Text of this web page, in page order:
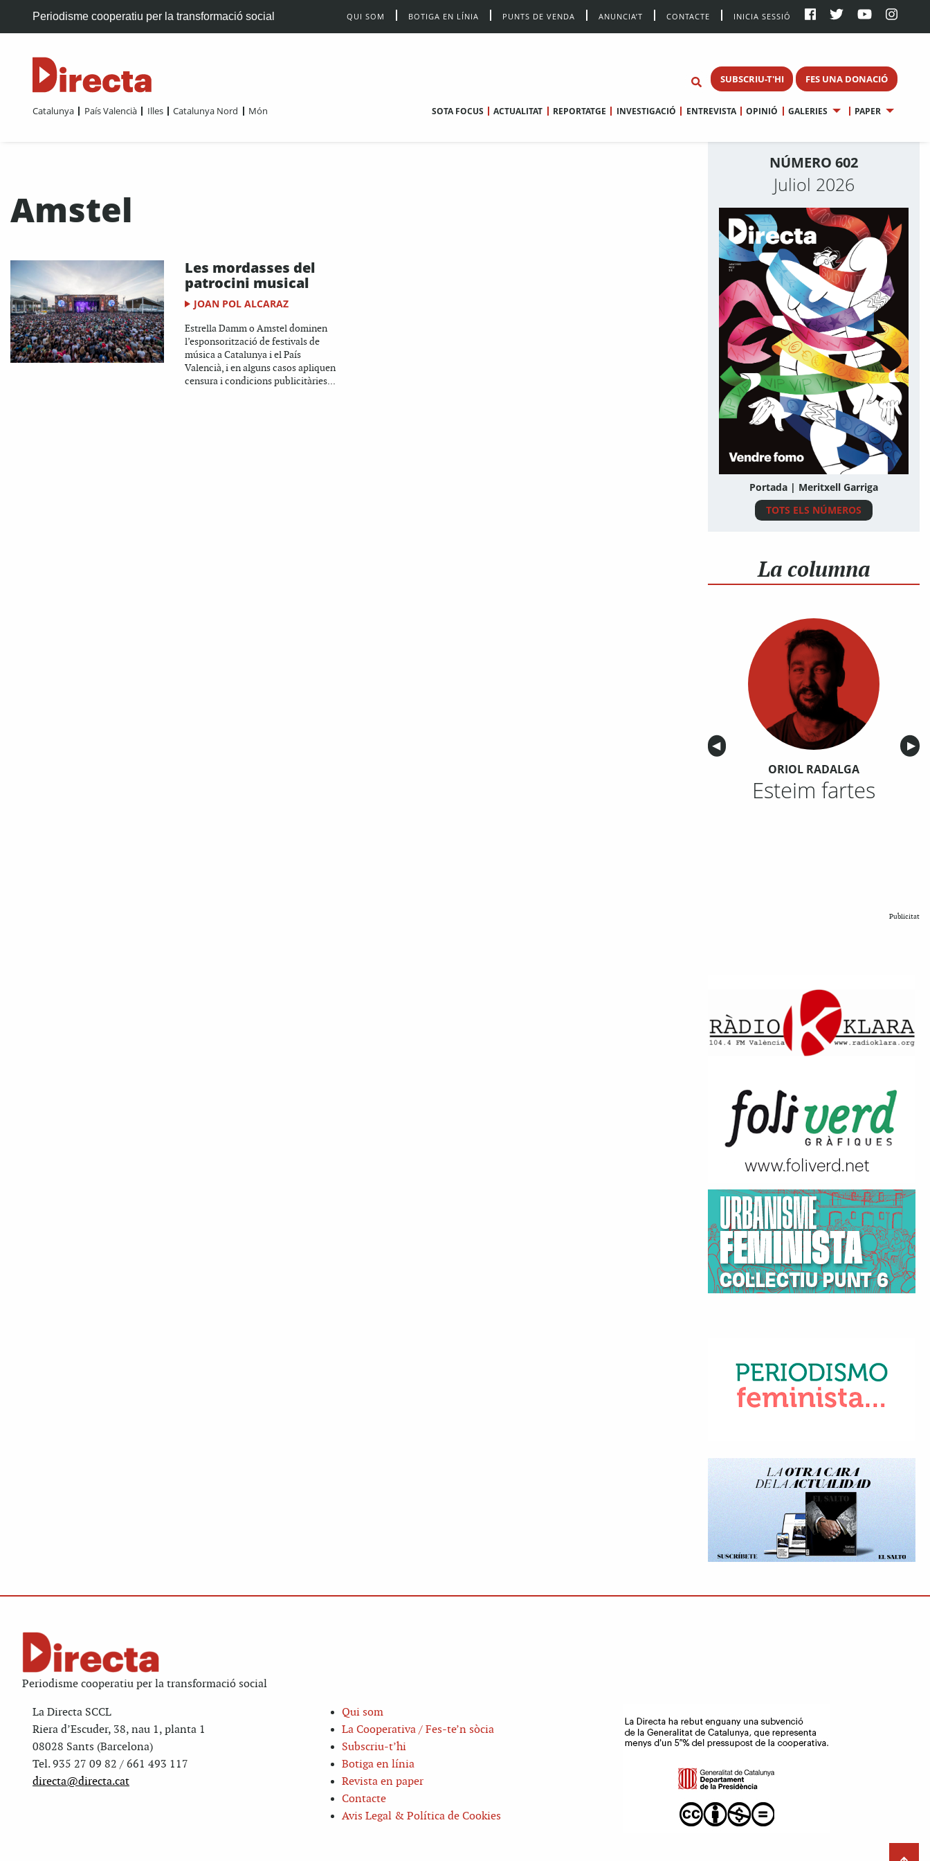
Periodisme cooperatiu per la transformació social QUI SOM BOTIGA EN LÍNIA PUNTS DE VENDA ANUNCIA’T CONTACTE INICIA SESSIÓ
SUBSCRIU-T'HI FES UNA DONACIÓ
Catalunya País Valencià Illes Catalunya Nord Món SOTA FOCUS ACTUALITAT REPORTATGE INVESTIGACIÓ ENTREVISTA OPINIÓ GALERIES PAPER
Amstel
Les mordasses del
patrocini musical
JOAN POL ALCARAZ
Estrella Damm o Amstel dominen
l’esponsorització de festivals de
música a Catalunya i el País
Valencià, i en alguns casos apliquen
censura i condicions publicitàries...
NÚMERO 602
Juliol 2026
Portada | Meritxell Garriga
TOTS ELS NÚMEROS
La columna
Anterior
◀︎ ▶︎
ORIOL RADALGA
Esteim fartes
Publicitat
Periodisme cooperatiu per la transformació social
La Directa SCCL
Riera d’Escuder, 38, nau 1, planta 1
08028 Sants (Barcelona)
Tel. 935 27 09 82 / 661 493 117
directa@directa.cat
Qui som
La Cooperativa / Fes-te’n sòcia
Subscriu-t’hi
Botiga en línia
Revista en paper
Contacte
Avis Legal & Política de Cookies